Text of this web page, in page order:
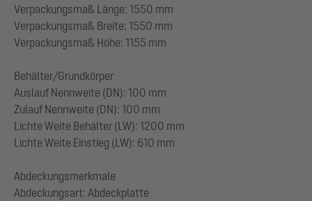
Verpackungsmaß Länge: 1550 mm
Verpackungsmaß Breite: 1550 mm
Verpackungsmaß Höhe: 1155 mm
Behälter/Grundkörper
Auslauf Nennweite (DN): 100 mm
Zulauf Nennweite (DN): 100 mm
Lichte Weite Behälter (LW): 1200 mm
Lichte Weite Einstieg (LW): 610 mm
Abdeckungsmerkmale
Abdeckungsart: Abdeckplatte